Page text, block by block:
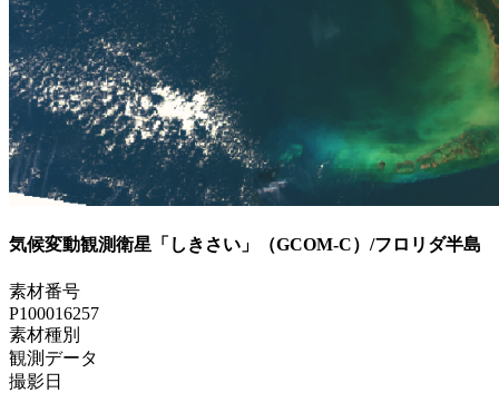
気候変動観測衛星「しきさい」（GCOM-C）/フロリダ半島
素材番号
P100016257
素材種別
観測データ
撮影日